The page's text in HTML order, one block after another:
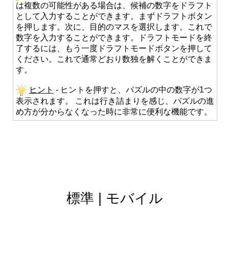
は複数の可能性がある場合は、候補の数字をドラフト
として入力することができます。まずドラフトボタン
を押します。次に、目的のマスを選択します。これで
数字を入力することができます。ドラフトモードを終
了するには、もう一度ドラフトモードボタンを押して
ください。これで通常どおり数独を解くことができま
す。
ヒント - ヒントを押すと、パズルの中の数字が1つ
表示されます。 これは行き詰まりを感じ、パズルの進
め方が分からなくなった時に非常に便利な機能です。
標準 モバイル